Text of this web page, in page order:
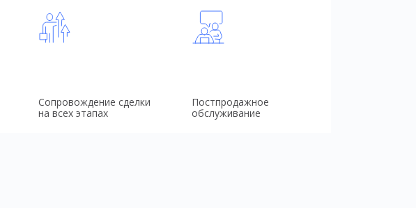
Сопровождение сделки
на всех этапах
Постпродажное
обслуживание